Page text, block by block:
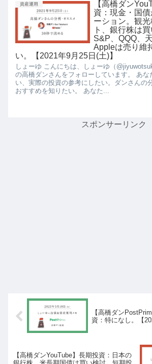
資産運用
【高橋ダン
資：現金・国
ーション。観
ト、銀行株は
S&P、QQQ、
Appleは売り維
い。【2021年9月25日(土)】
しょーゆ こんにちは、しょーゆ（
の高橋ダンさんをフォローしています。 あな
い、実際の投資の参考にしたい。ダンさんの
おすすめを知りたい。 あなた...
スポンサーリンク
【高橋ダン
資：特になし。【
【高橋ダンYouTube】長期投資：日本の